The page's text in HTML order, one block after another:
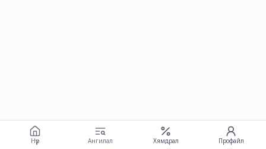
Нүүр Ангилал Хямдрал Профайл